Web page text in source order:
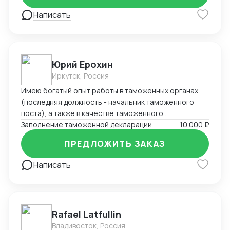
Написать
Юрий Ерохин
Иркутск, Россия
Имею богатый опыт работы в таможенных органах
(последняя должность - начальник таможенного
поста), а также в качестве таможенного
представителя. Два высших образования -
таможенное дело и юриспруденция.
Заполнение таможенной декларации 10 000 ₽
Написать
ПРЕДЛОЖИТЬ ЗАКАЗ
Rafael Latfullin
Владивосток, Россия